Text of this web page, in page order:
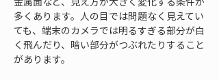
多くあります。人の目では問題なく見えてい
ても、端末のカメラでは明るすぎる部分が白
く飛んだり、暗い部分がつぶれたりすること
があります。